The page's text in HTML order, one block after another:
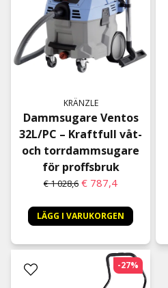
KRÄNZLE
Dammsugare Ventos
32L/PC – Kraftfull våt-
och torrdammsugare
för proffsbruk
€ 1 028,6 € 787,4
LÄGG I VARUKORGEN
-27%